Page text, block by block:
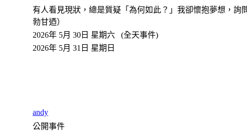
有人看見現狀，總是質疑「為何如此？」我卻懷抱夢想，詢
勃甘迺）
2026年 5月 30日 星期六 (全天事件)
2026年 5月 31日 星期日
andy
公開事件